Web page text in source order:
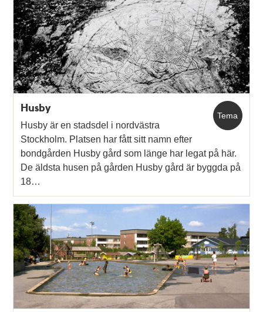
poster
och
teman
Tema
Husby
Husby är en stadsdel i nordvästra
Stockholm. Platsen har fått sitt namn efter
bondgården Husby gård som länge har legat på här.
De äldsta husen på gården Husby gård är byggda på
18…